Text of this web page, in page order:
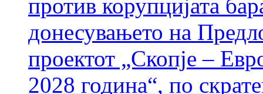
против корупцијата
донесувањето на
проектот „Скопје –
2028 година“, по